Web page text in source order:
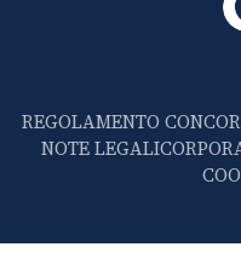
REGOLAMENTO
NOTE LEGALI